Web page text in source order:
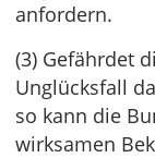
anfordern.
(3) Gefährdet
Unglücksfall
so kann die
wirksamen